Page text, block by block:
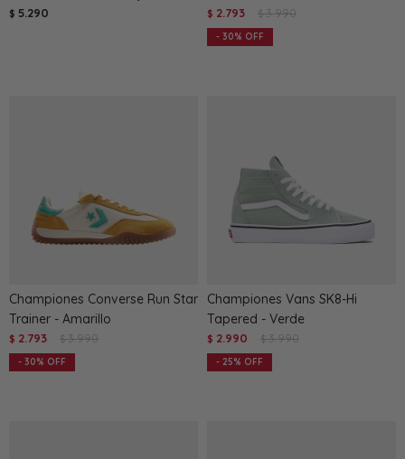
$ 5.290 $ 2.793 $ 3.990
30
Championes Converse Run Star
Trainer - Amarillo
$ 2.793 $ 3.990
30
Championes Vans SK8-Hi
Tapered - Verde
$ 2.990 $ 3.990
25